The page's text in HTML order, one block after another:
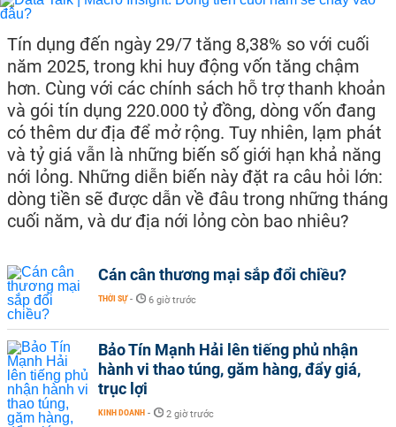
Tín dụng đến ngày 29/7 tăng 8,38% so với cuối
năm 2025, trong khi huy động vốn tăng chậm
hơn. Cùng với các chính sách hỗ trợ thanh khoản
và gói tín dụng 220.000 tỷ đồng, dòng vốn đang
có thêm dư địa để mở rộng. Tuy nhiên, lạm phát
và tỷ giá vẫn là những biến số giới hạn khả năng
nới lỏng. Những diễn biến này đặt ra câu hỏi lớn:
dòng tiền sẽ được dẫn về đâu trong những tháng
cuối năm, và dư địa nới lỏng còn bao nhiêu?
Cán cân thương mại sắp đổi chiều?
THỜI SỰ - 6 giờ trước
Bảo Tín Mạnh Hải lên tiếng phủ nhận
hành vi thao túng, găm hàng, đẩy giá,
trục lợi
KINH DOANH - 2 giờ trước